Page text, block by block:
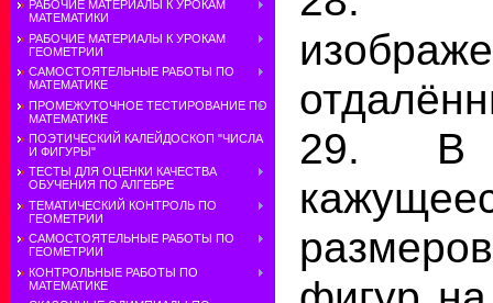
РАБОЧИЕ МАТЕРИАЛЫ К УРОКАМ
МАТЕМАТИКИ
РАБОЧИЕ МАТЕРИАЛЫ К УРОКАМ
ГЕОМЕТРИИ
САМОСТОЯТЕЛЬНЫЕ РАБОТЫ ПО
МАТЕМАТИКЕ
ПРОМЕЖУТОЧНОЕ ТЕСТИРОВАНИЕ ПО
МАТЕМАТИКЕ
ПОЭТИЧЕСКИЙ КАЛЕЙДОСКОП "ЧИСЛА
И ФИГУРЫ"
ТЕСТЫ ДЛЯ ОЦЕНКИ КАЧЕСТВА
ОБУЧЕНИЯ ПО АЛГЕБРЕ
ТЕМАТИЧЕСКИЙ КОНТРОЛЬ ПО
ГЕОМЕТРИИ
САМОСТОЯТЕЛЬНЫЕ РАБОТЫ ПО
ГЕОМЕТРИИ
КОНТРОЛЬНЫЕ РАБОТЫ ПО
МАТЕМАТИКЕ
29. В